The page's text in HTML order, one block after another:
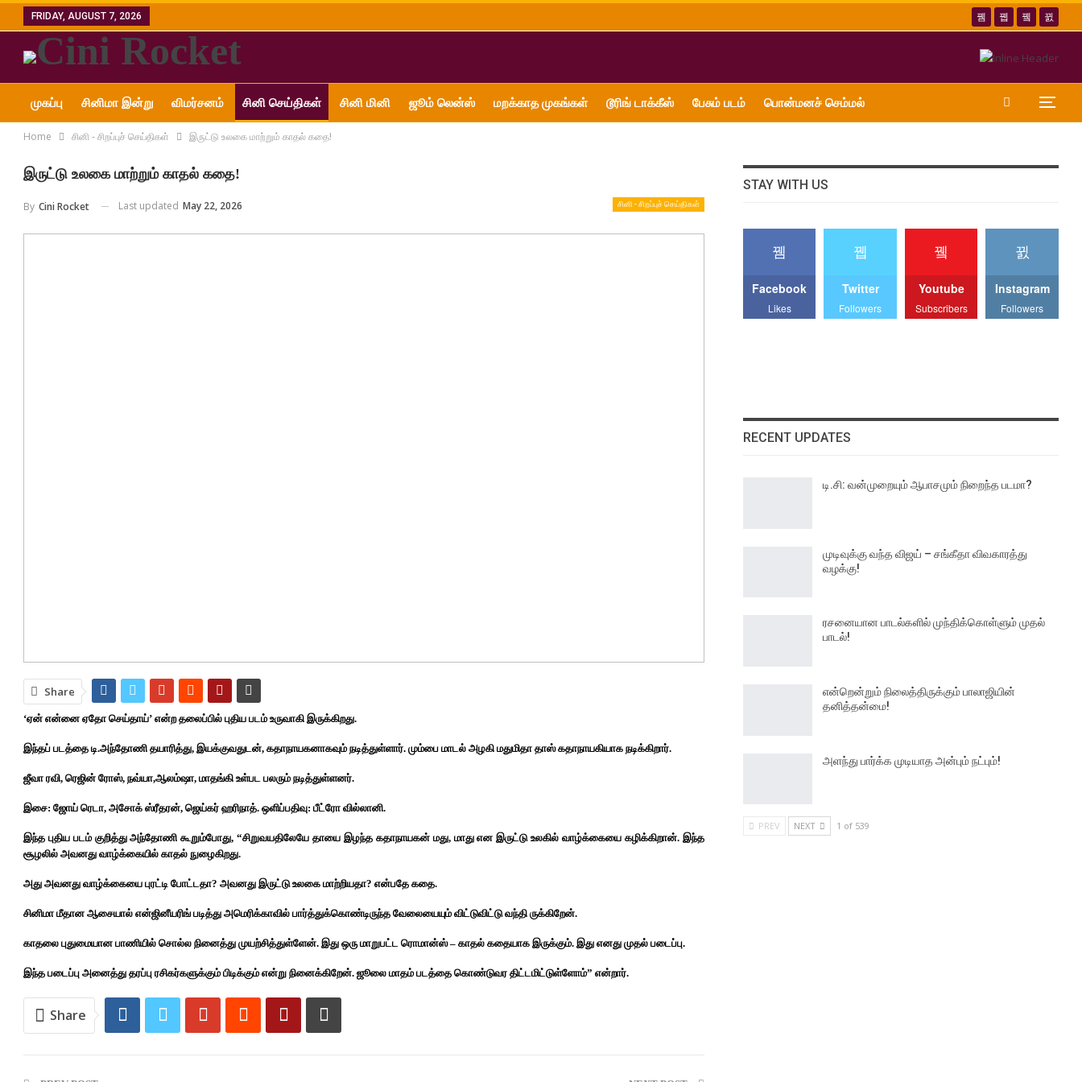
FRIDAY, AUGUST 7, 2026
முகப்பு சினிமா இன்று விமர்சனம் சினி செய்திகள் சினி மினி ஜூம் லென்ஸ் மறக்காத முகங்கள் டூரிங் டாக்கீஸ் பேசும் படம் பொன்மனச் செம்மல்
அன்னை ஜானகி எம்.ஜி.ஆர்
Home சினி - சிறப்புச் செய்திகள் இருட்டு உலகை மாற்றும் காதல் கதை!
இருட்டு உலகை மாற்றும் காதல் கதை!
சினி - சிறப்புச் செய்திகள்
By Cini Rocket Last updated May 22, 2026
Share
‘ஏன் என்னை ஏதோ செய்தாய்’ என்ற தலைப்பில் புதிய படம் உருவாகி இருக்கிறது.
இந்தப் படத்தை டி.அந்தோணி தயாரித்து, இயக்குவதுடன், கதாநாயகனாகவும் நடித்துள்ளார். மும்பை மாடல் அழகி மதுமிதா தாஸ் கதாநாயகியாக நடிக்கிறார்.
ஜீவா ரவி, ரெஜின் ரோஸ், நவ்யா,ஆலம்ஷா, மாதங்கி உள்பட பலரும் நடித்துள்ளனர்.
இசை: ஜோய் ரெடா, அசோக் ஸ்ரீதரன், ஜெய்கர் ஹரிநாத். ஒளிப்பதிவு: பீட்ரோ வில்லானி.
இந்த புதிய படம் குறித்து அந்தோணி கூறும்போது, “சிறுவயதிலேயே தாயை இழந்த கதாநாயகன் மது, மாது என இருட்டு உலகில் வாழ்க்கையை கழிக்கிறான். இந்த
சூழலில் அவனது வாழ்க்கையில் காதல் நுழைகிறது.
அது அவனது வாழ்க்கையை புரட்டி போட்டதா? அவனது இருட்டு உலகை மாற்றியதா? என்பதே கதை.
சினிமா மீதான ஆசையால் என்ஜினீயரிங் படித்து அமெரிக்காவில் பார்த்துக்கொண்டிருந்த வேலையையும் விட்டுவிட்டு வந்தி ருக்கிறேன்.
காதலை புதுமையான பாணியில் சொல்ல நினைத்து முயற்சித்துள்ளேன். இது ஒரு மாறுபட்ட ரொமான்ஸ் – காதல் கதையாக இருக்கும். இது எனது முதல் படைப்பு.
இந்த படைப்பு அனைத்து தரப்பு ரசிகர்களுக்கும் பிடிக்கும் என்று நினைக்கிறேன். ஜூலை மாதம் படத்தை கொண்டுவர திட்டமிட்டுள்ளோம்” என்றார்.
Share
STAY WITH US
Facebook
Likes
Twitter
Followers
Youtube
Subscribers
Instagram
Followers
RECENT UPDATES
டி.சி: வன்முறையும் ஆபாசமும் நிறைந்த படமா?
முடிவுக்கு வந்த விஜய் – சங்கீதா விவகாரத்து
வழக்கு!
ரசனையான பாடல்களில் முந்திக்கொள்ளும் முதல்
பாடல்!
என்றென்றும் நிலைத்திருக்கும் பாலாஜியின்
தனித்தன்மை!
அளந்து பார்க்க முடியாத அன்பும் நட்பும்!
PREV NEXT 1 of 539